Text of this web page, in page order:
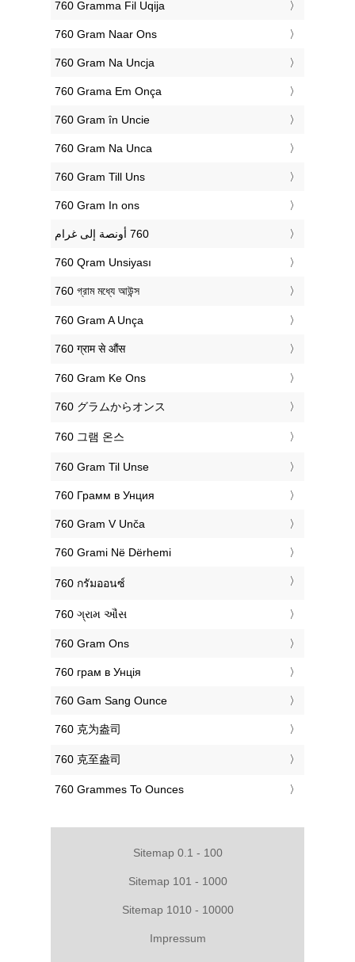
‎760 Gramma Fil Uqija
‎760 Gram Naar Ons
‎760 Gram Na Uncja
‎760 Grama Em Onça
‎760 Gram în Uncie
‎760 Gram Na Unca
‎760 Gram Till Uns
‎760 Gram In ons
‎760 Qram Unsiyası
‎760 গ্রাম মধ্যে আউন্স
‎760 Gram A Unça
‎760 ग्राम से औंस
‎760 Gram Ke Ons
‎760 グラムからオンス
‎760 그램 온스
‎760 Gram Til Unse
‎760 Грамм в Унция
‎760 Gram V Unča
‎760 Grami Në Dërhemi
‎760 กรัมออนซ์
‎760 ગ્રામ ઔંસ
‎760 Gram Ons
‎760 грам в Унція
‎760 Gam Sang Ounce
‎760 克为盎司
‎760 克至盎司
‎760 Grammes To Ounces
Sitemap 0.1 - 100
Sitemap 101 - 1000
Sitemap 1010 - 10000
Impressum